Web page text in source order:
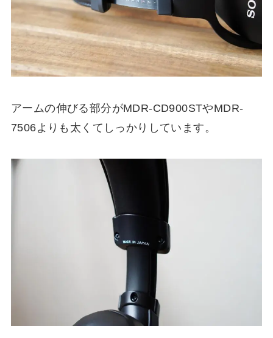
アームの伸びる部分がMDR-CD900STやMDR-
7506よりも太くてしっかりしています。